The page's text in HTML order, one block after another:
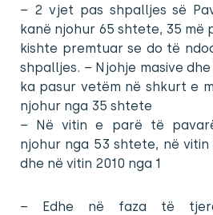
– 2 vjet pas shpalljes së
kanë njohur 65 shtete, 35 më
kishte premtuar se do të
shpalljes. – Njohje masive
ka pasur vetëm në shkurt e
njohur nga 35 shtete
– Në vitin e parë të
njohur nga 53 shtete, në vitin
dhe në vitin 2010 nga 1
– Edhe në faza të